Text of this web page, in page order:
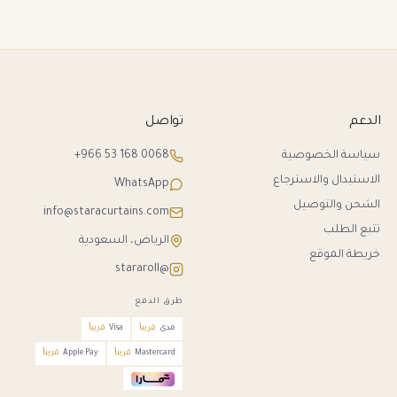
الدعم
سياسة الخصوصية
الاستبدال والاسترجاع
الشحن والتوصيل
تتبع الطلب
خريطة الموقع
تواصل
+966 53 168 0068
WhatsApp
info@staracurtains.com
الرياض، السعودية
@stararoll
طرق الدفع
مدى قريباً Visa قريباً
Mastercard قريباً Apple Pay قريباً